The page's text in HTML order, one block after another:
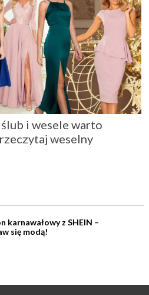
i wesele warto
weselny
karnawałowy z SHEIN –
się modą!